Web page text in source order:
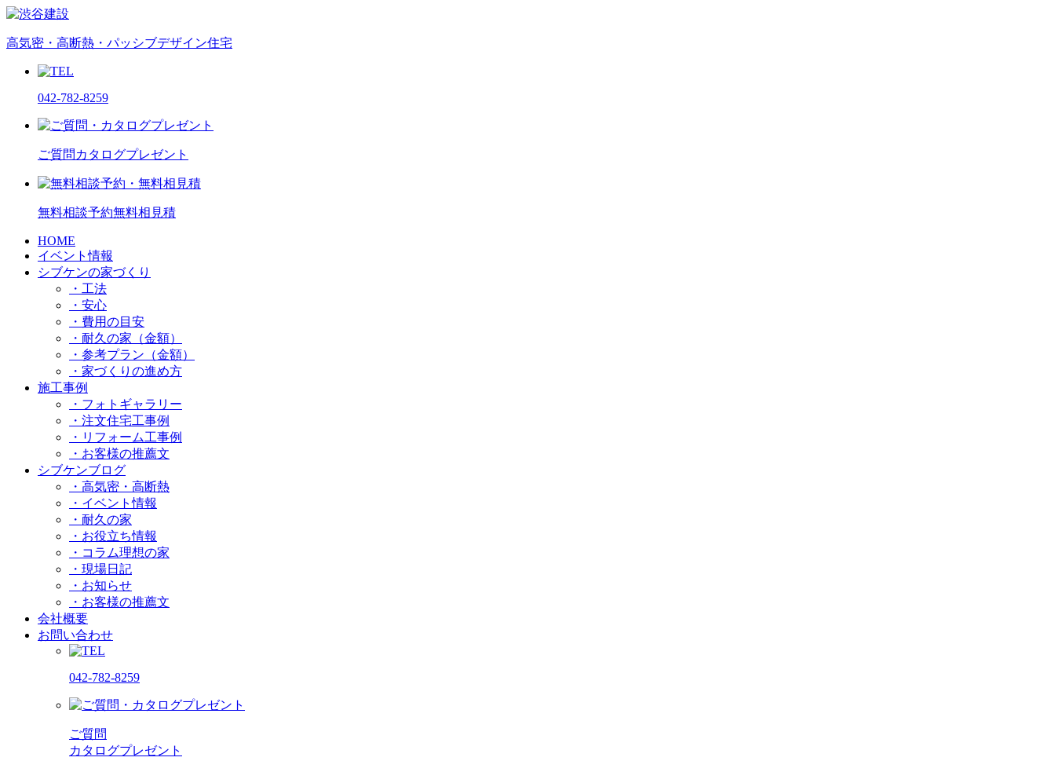
高気密・高断熱・パッシブデザイン住宅
042-782-8259
ご質問 カタログプレゼント
無料相談予約無料相見積
HOME
イベント情報
シブケンの家づくり
・工法
・安心
・費用の目安
・耐久の家（金額）
・参考プラン（金額）
・家づくりの進め方
施工事例
・フォトギャラリー
・注文住宅工事例
・リフォーム工事例
・お客様の推薦文
シブケンブログ
・高気密・高断熱
・イベント情報
・耐久の家
・お役立ち情報
・コラム理想の家
・現場日記
・お知らせ
・お客様の推薦文
会社概要
お問い合わせ
042-782-8259
ご質問
カタログプレゼント